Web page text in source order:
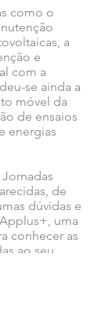
como o
a
e
com a
se ainda a
móvel da
de ensaios
energias
de
dúvidas e
uma
conhecer as
ao seu